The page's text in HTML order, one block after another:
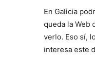
En Galicia
queda la Web
verlo. Eso sí,
interesa este